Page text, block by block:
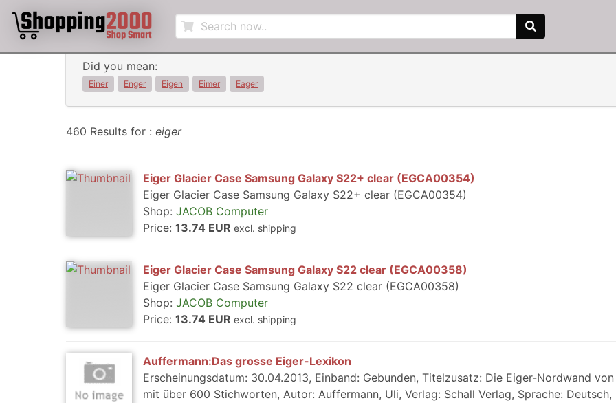
Did you mean:
Einer Enger Eigen Eimer Eager
460 Results for : eiger
Eiger Glacier Case Samsung Galaxy S22+ clear (EGCA00354)
Eiger Glacier Case Samsung Galaxy S22+ clear (EGCA00354)
Shop: JACOB Computer
Price: 13.74 EUR excl. shipping
Eiger Glacier Case Samsung Galaxy S22 clear (EGCA00358)
Eiger Glacier Case Samsung Galaxy S22 clear (EGCA00358)
Shop: JACOB Computer
Price: 13.74 EUR excl. shipping
Auffermann:Das grosse Eiger-Lexikon
Erscheinungsdatum: 30.04.2013, Einband: Gebunden, Titelzusatz: Die Eiger-Nordwand
mit über 600 Stichworten, Autor: Auffermann, Uli, Verlag: Schall Verlag, Sprache: Deutsch,